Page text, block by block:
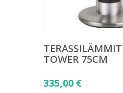
TOWER 75CM
335,00 €